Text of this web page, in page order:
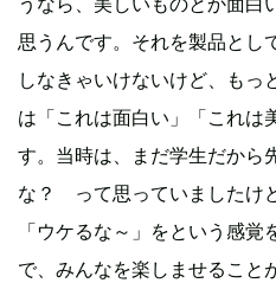
思うんです。それを製品とし
しなきゃいけないけど、もっ
は「これは面白い」「これは
す。当時は、まだ学生だから
な？ って思っていましたけ
「ウケるな～」をという感
で、みんなを楽しませること